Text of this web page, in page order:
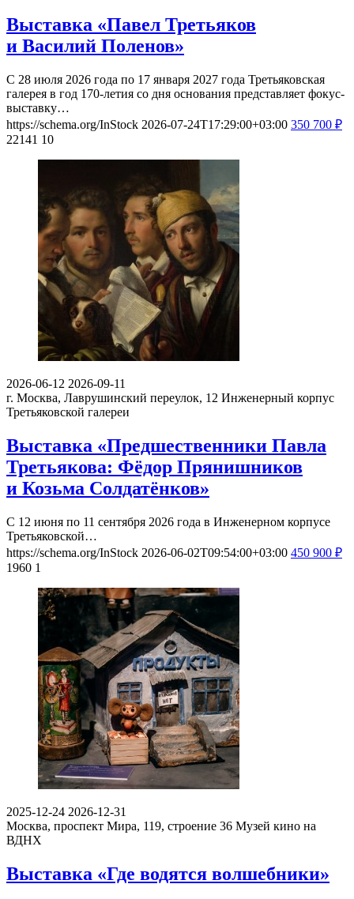
Выставка «Павел Третьяков
и Василий Поленов»
С 28 июля 2026 года по 17 января 2027 года Третьяковская
галерея в год 170-летия со дня основания представляет фокус-
выставку…
https://schema.org/InStock 2026-07-24T17:29:00+03:00 350 700 ₽
22141 10
2026-06-12 2026-09-11
г. Москва, Лаврушинский переулок, 12 Инженерный корпус
Третьяковской галереи
Выставка «Предшественники Павла
Третьякова: Фёдор Прянишников
и Козьма Солдатёнков»
С 12 июня по 11 сентября 2026 года в Инженерном корпусе
Третьяковской…
https://schema.org/InStock 2026-06-02T09:54:00+03:00 450 900 ₽
1960 1
2025-12-24 2026-12-31
Москва, проспект Мира, 119, строение 36 Музей кино на
ВДНХ
Выставка «Где водятся волшебники»